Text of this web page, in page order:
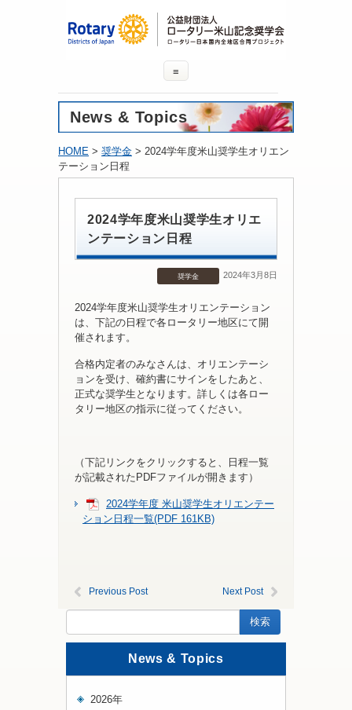
≡
News & Topics
HOME > 奨学金 > 2024学年度米山奨学生オリエン
テーション日程
2024学年度米山奨学生オリエ
ンテーション日程
奨学金 2024年3月8日
2024学年度米山奨学生オリエンテーション
は、下記の日程で各ロータリー地区にて開
催されます。
合格内定者のみなさんは、オリエンテーシ
ョンを受け、確約書にサインをしたあと、
正式な奨学生となります。詳しくは各ロー
タリー地区の指示に従ってください。
（下記リンクをクリックすると、日程一覧
が記載されたPDFファイルが開きます）
2024学年度 米山奨学生オリエンテー
ション日程一覧(PDF 161KB)
Previous Post Next Post
News & Topics
2026年